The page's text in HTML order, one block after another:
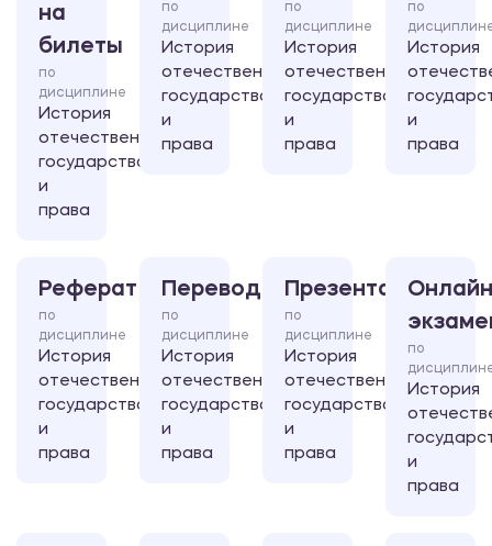
на
билеты
по
дисциплине
История
отечественного
государства
и
права
по
дисциплине
История
отечественного
государства
и
права
по
дисциплине
История
отечественного
государства
и
права
по
История
и
права
Реферат
по
дисциплине
История
отечественного
государства
и
права
Перевод
по
дисциплине
История
отечественного
государства
и
права
Презентация
по
дисциплине
История
отечественного
государства
и
права
по
История
и
права